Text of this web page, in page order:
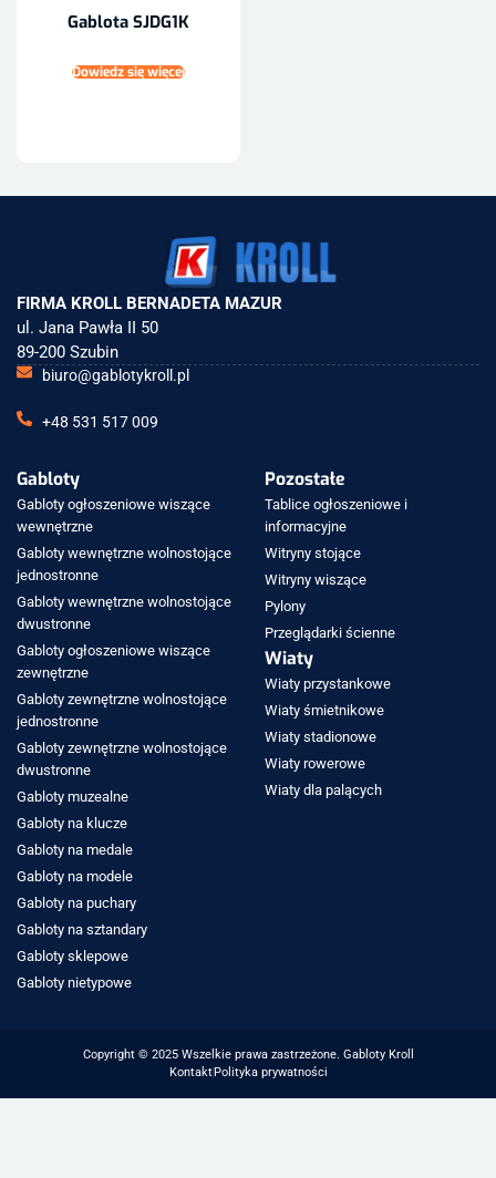
Gablota SJDG1K
Dowiedz się więcej
FIRMA KROLL BERNADETA MAZUR
ul. Jana Pawła II 50
89-200 Szubin
biuro@gablotykroll.pl
+48 531 517 009
Gabloty
Gabloty ogłoszeniowe wiszące
wewnętrzne
Gabloty wewnętrzne wolnostojące
jednostronne
Gabloty wewnętrzne wolnostojące
dwustronne
Gabloty ogłoszeniowe wiszące
zewnętrzne
Gabloty zewnętrzne wolnostojące
jednostronne
Gabloty zewnętrzne wolnostojące
dwustronne
Gabloty muzealne
Gabloty na klucze
Gabloty na medale
Gabloty na modele
Gabloty na puchary
Gabloty na sztandary
Gabloty sklepowe
Gabloty nietypowe
Pozostałe
Tablice ogłoszeniowe i
informacyjne
Witryny stojące
Witryny wiszące
Pylony
Przeglądarki ścienne
Wiaty
Wiaty przystankowe
Wiaty śmietnikowe
Wiaty stadionowe
Wiaty rowerowe
Wiaty dla palących
Copyright © 2025 Wszelkie prawa zastrzeżone. Gabloty Kroll
Kontakt Polityka prywatności